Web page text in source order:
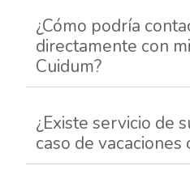
¿Cómo podría
directamente con
Cuidum?
¿Existe servicio de
caso de vacaciones